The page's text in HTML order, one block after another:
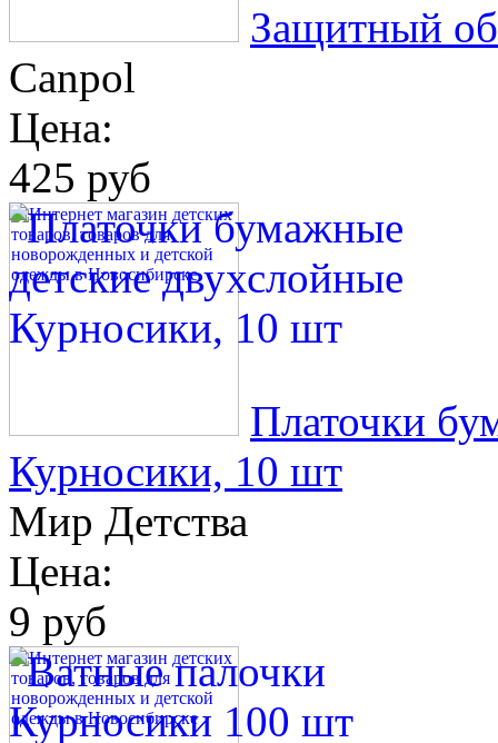
Защитный
Canpol
Цена:
425 руб
Платочки
Курносики, 10 шт
Мир Детства
Цена:
9 руб